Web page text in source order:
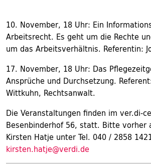
10. November, 18 Uhr: Ein
Arbeitsrecht. Es geht um die Rechte
um das Arbeitsverhältnis. Referentin:
17. November, 18 Uhr: Das
Ansprüche und Durchsetzung.
Wittkuhn, Rechtsanwalt.
Die Veranstaltungen finden im ver.di-
Besenbinderhof 56, statt. Bitte vorher
Kirsten Hatje unter Tel. 040 / 2858
kirsten.hatje@verdi.de